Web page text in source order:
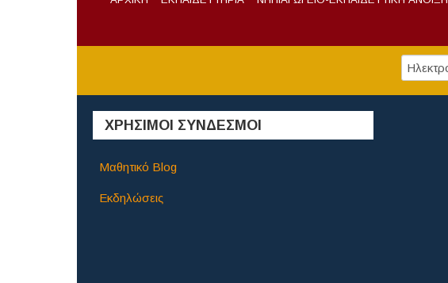
ΧΡΗΣΙΜΟΙ ΣΥΝΔΕΣΜΟΙ
Μαθητικό Blog
Εκδηλώσεις